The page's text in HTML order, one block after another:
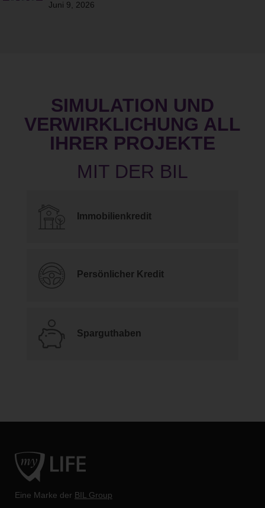
Juni 9, 2026
SIMULATION UND
VERWIRKLICHUNG ALL
IHRER PROJEKTE
Immobilienkredit
Persönlicher Kredit
Sparguthaben
Eine Marke der BIL Group